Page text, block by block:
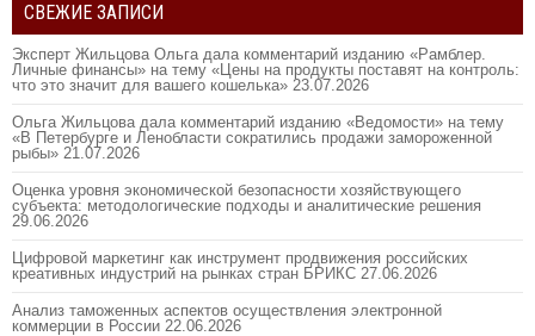
СВЕЖИЕ ЗАПИСИ
Эксперт Жильцова Ольга дала комментарий изданию «Рамблер.
Личные финансы» на тему «Цены на продукты поставят на контроль:
что это значит для вашего кошелька» 23.07.2026
Ольга Жильцова дала комментарий изданию «Ведомости» на тему
«В Петербурге и Ленобласти сократились продажи замороженной
рыбы» 21.07.2026
Оценка уровня экономической безопасности хозяйствующего
субъекта: методологические подходы и аналитические решения
29.06.2026
Цифровой маркетинг как инструмент продвижения российских
креативных индустрий на рынках стран БРИКС 27.06.2026
Анализ таможенных аспектов осуществления электронной
коммерции в России 22.06.2026